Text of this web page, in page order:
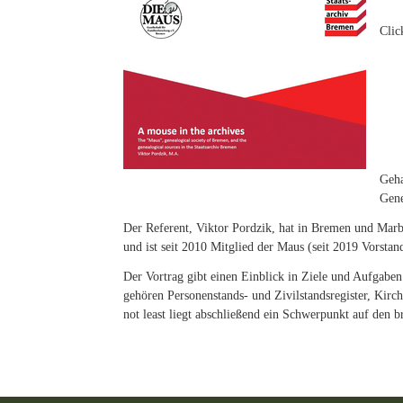
Der Referent, Viktor Pordzik, hat in Bremen und
und ist seit 2010 Mitglied der Maus (seit 2019
Der Vortrag gibt einen Einblick in Ziele und
gehören Personenstands- und Zivilstandsregister,
not least liegt abschließend ein Schwerpunkt auf den